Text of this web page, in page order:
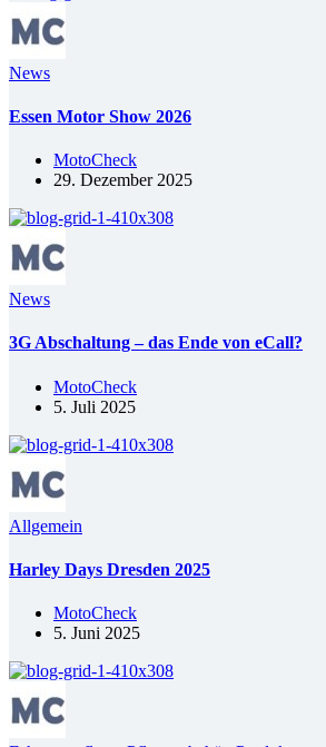
News
Essen Motor Show 2026
MotoCheck
29. Dezember 2025
News
3G Abschaltung – das Ende von eCall?
MotoCheck
5. Juli 2025
Allgemein
Harley Days Dresden 2025
MotoCheck
5. Juni 2025